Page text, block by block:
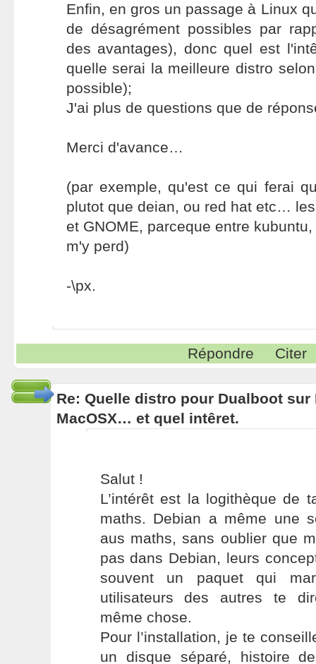
Enfin, en gros un passage à Linux
de désagrément possibles par
des avantages), donc quel est
quelle serai la meilleure distro
possible);
J'ai plus de questions que de
Merci d'avance…
(par exemple, qu'est ce qui ferai
plutot que deian, ou red hat etc…
et GNOME, parceque entre
m'y perd)
-\px.
Répondre Citer
Re: Quelle distro pour Dualboot sur
MacOSX… et quel intêret.
Salut !
L’intérêt est la logithèque de
maths. Debian a même une
aus maths, sans oublier que
pas dans Debian, leurs
souvent un paquet qui
utilisateurs des autres te
même chose.
Pour l’installation, je te
un disque séparé, histoire